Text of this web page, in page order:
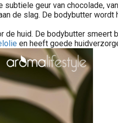
geur van chocolade,
de slag. De bodybutter
huid. De bodybutter smeert
en heeft goede